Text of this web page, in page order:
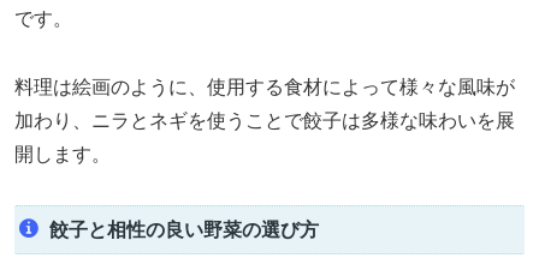
です。
料理は絵画のように、使用する食材によって様々な風味が
加わり、ニラとネギを使うことで餃子は多様な味わいを展
開します。
餃子と相性の良い野菜の選び方